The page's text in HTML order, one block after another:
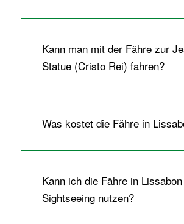
Kann man mit der Fähre zur
Statue (Cristo Rei) fahren?
Was kostet die Fähre in
Kann ich die Fähre in
Sightseeing nutzen?